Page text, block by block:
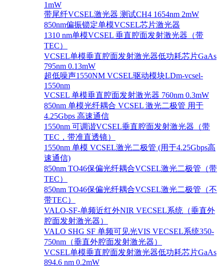
1mW
带尾纤VCSEL激光器 测试CH4 1654nm 2mW
850nm偏振锁定单模VCSEL芯片激光器
1310 nm单模VCSEL 垂直腔面发射激光器（带
TEC）
VCSEL单模垂直腔面发射激光器低功耗芯片GaAs
795nm 0.13mW
超低噪声1550NM VCSEL驱动模块LDm-vcsel-
1550nm
VCSEL 单模垂直腔面发射激光器 760nm 0.3mW
850nm 单模光纤耦合 VCSEL 激光二极管 用于
4.25Gbps 高速通信
1550nm 可调谐VCSEL垂直腔面发射激光器（带
TEC，带准直透镜）
1550nm 单模 VCSEL激光二极管 (用于4.25Gbps高
速通信)
850nm TO46保偏光纤耦合VCSEL激光二极管（带
TEC）
850nm TO46保偏光纤耦合VCSEL激光二极管（不
带TEC）
VALO-SF-单频近红外NIR VECSEL系统（垂直外
腔面发射激光器）
VALO SHG SF 单频可见光VIS VECSEL系统350-
750nm（垂直外腔面发射激光器）
VCSEL单模垂直腔面发射激光器低功耗芯片GaAs
894.6 nm 0.2mW